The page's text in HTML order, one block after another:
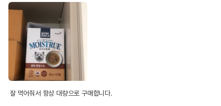
잘 먹어줘서 항상 대량으로 구매합니다.